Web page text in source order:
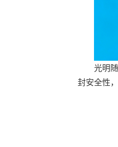
光明
封安全性